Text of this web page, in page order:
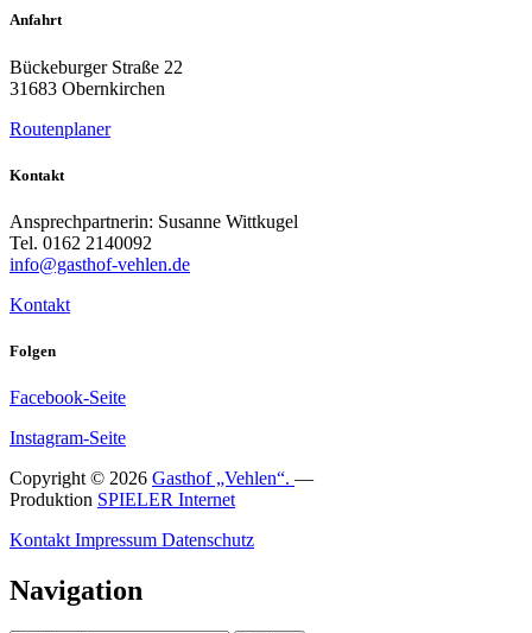
Anfahrt
Bückeburger Straße 22
31683 Obernkirchen
Routenplaner
Kontakt
Ansprechpartnerin: Susanne Wittkugel
Tel. 0162 2140092
info@gasthof-vehlen.de
Kontakt
Folgen
Facebook-Seite
Instagram-Seite
Copyright © 2026 Gasthof „Vehlen“. —
Produktion SPIELER Internet
Kontakt Impressum Datenschutz
Navigation